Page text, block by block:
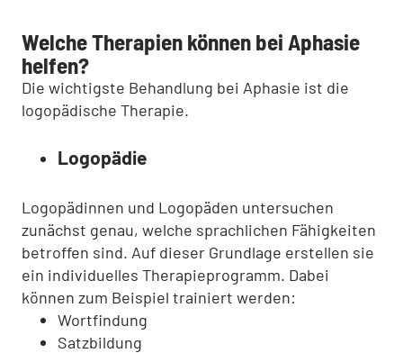
Welche Therapien können bei Aphasie
helfen?
Die wichtigste Behandlung bei Aphasie ist die
logopädische Therapie.
Logopädie
Logopädinnen und Logopäden untersuchen
zunächst genau, welche sprachlichen Fähigkeiten
betroffen sind. Auf dieser Grundlage erstellen sie
ein individuelles Therapieprogramm. Dabei
können zum Beispiel trainiert werden:
Wortfindung
Satzbildung